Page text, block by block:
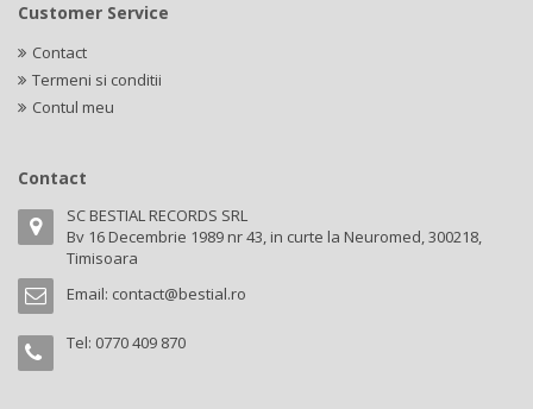
Customer Service
Contact
Termeni si conditii
Contul meu
Contact
SC BESTIAL RECORDS SRL
Bv 16 Decembrie 1989 nr 43, in curte la Neuromed, 300218,
Timisoara
Email: contact@bestial.ro
Tel: 0770 409 870